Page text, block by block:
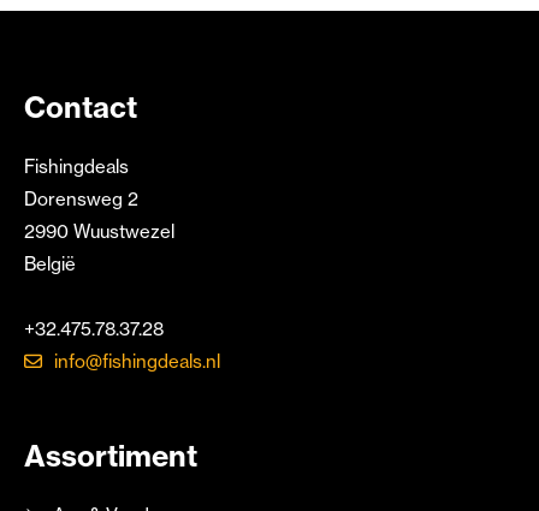
Contact
Fishingdeals
Dorensweg 2
2990 Wuustwezel
België
+32.475.78.37.28
info@fishingdeals.nl
Assortiment